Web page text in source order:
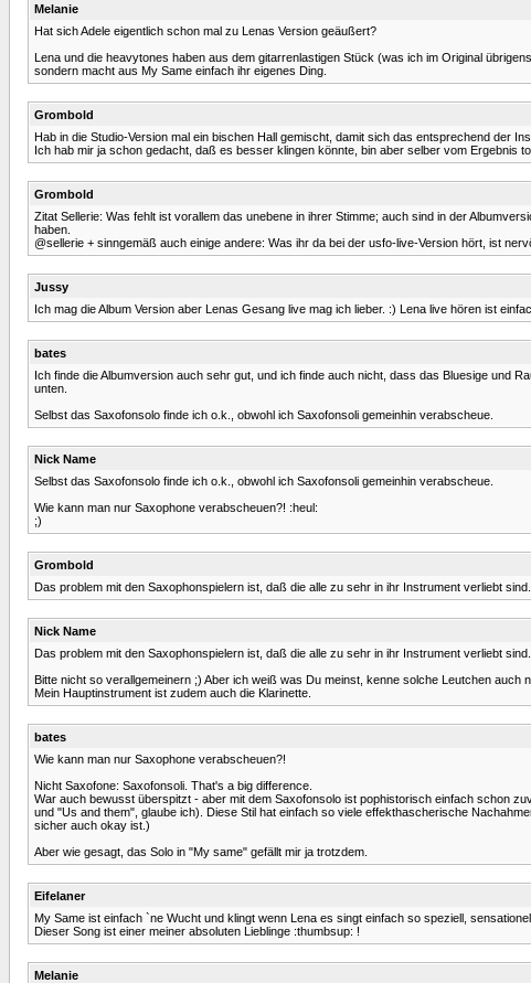
Melanie
Hat sich Adele eigentlich schon mal zu Lenas Version geäußert?
Lena und die heavytones haben aus dem gitarrenlastigen Stück (was ich im Original
sondern macht aus My Same einfach ihr eigenes Ding.
Grombold
Hab in die Studio-Version mal ein bischen Hall gemischt, damit sich das entsprechend der
Ich hab mir ja schon gedacht, daß es besser klingen könnte, bin aber selber vom Ergebnis
Grombold
Zitat Sellerie: Was fehlt ist vorallem das unebene in ihrer Stimme; auch sind in der
haben.
@sellerie + sinngemäß auch einige andere: Was ihr da bei der usfo-live-Version hört, ist
Jussy
Ich mag die Album Version aber Lenas Gesang live mag ich lieber. :) Lena live hören ist
bates
Ich finde die Albumversion auch sehr gut, und ich finde auch nicht, dass das Bluesige und
unten.
Selbst das Saxofonsolo finde ich o.k., obwohl ich Saxofonsoli gemeinhin verabscheue.
Nick Name
Selbst das Saxofonsolo finde ich o.k., obwohl ich Saxofonsoli gemeinhin verabscheue.
Wie kann man nur Saxophone verabscheuen?! :heul:
;)
Grombold
Das problem mit den Saxophonspielern ist, daß die alle zu sehr in ihr Instrument verliebt
Nick Name
Das problem mit den Saxophonspielern ist, daß die alle zu sehr in ihr Instrument verliebt
Bitte nicht so verallgemeinern ;) Aber ich weiß was Du meinst, kenne solche Leutchen auch
Mein Hauptinstrument ist zudem auch die Klarinette.
bates
Wie kann man nur Saxophone verabscheuen?!
Nicht Saxofone: Saxofonsoli. That's a big difference.
War auch bewusst überspitzt - aber mit dem Saxofonsolo ist pophistorisch einfach schon
und "Us and them", glaube ich). Diese Stil hat einfach so viele effekthascherische
sicher auch okay ist.)
Aber wie gesagt, das Solo in "My same" gefällt mir ja trotzdem.
Eifelaner
My Same ist einfach `ne Wucht und klingt wenn Lena es singt einfach so speziell,
Dieser Song ist einer meiner absoluten Lieblinge :thumbsup: !
Melanie